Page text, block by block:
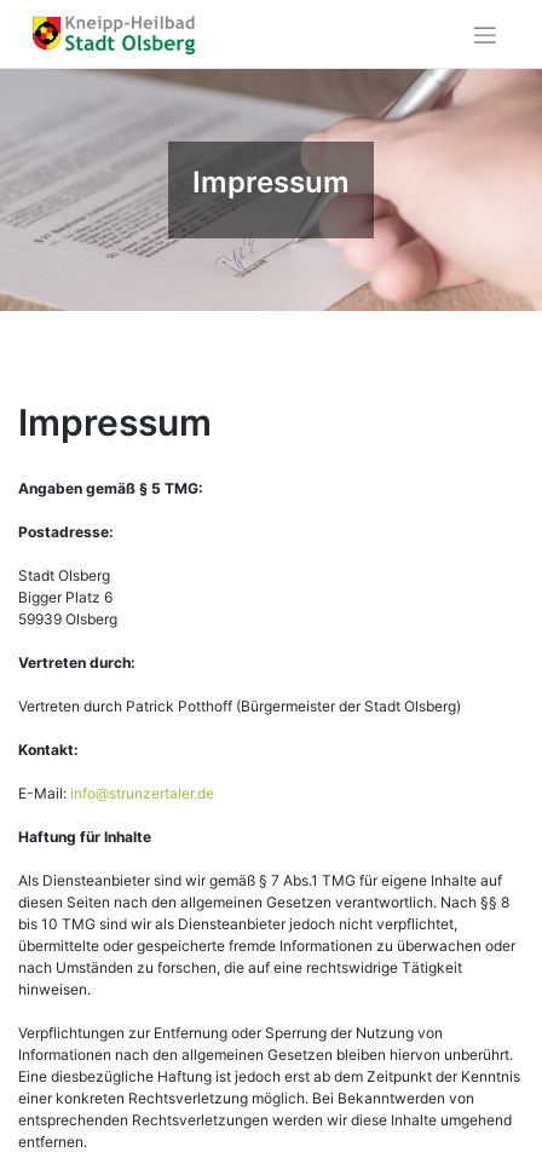
content
Impressum
Impressum
Angaben gemäß § 5 TMG:
Postadresse:
Stadt Olsberg
Bigger Platz 6
59939 Olsberg
Vertreten durch:
Vertreten durch Patrick Potthoff (Bürgermeister der Stadt Olsberg)
Kontakt:
E-Mail: info@strunzertaler.de
Haftung für Inhalte
Als Diensteanbieter sind wir gemäß § 7 Abs.1 TMG für eigene Inhalte auf
diesen Seiten nach den allgemeinen Gesetzen verantwortlich. Nach §§ 8
bis 10 TMG sind wir als Diensteanbieter jedoch nicht verpflichtet,
übermittelte oder gespeicherte fremde Informationen zu überwachen oder
nach Umständen zu forschen, die auf eine rechtswidrige Tätigkeit
hinweisen.
Verpflichtungen zur Entfernung oder Sperrung der Nutzung von
Informationen nach den allgemeinen Gesetzen bleiben hiervon unberührt.
Eine diesbezügliche Haftung ist jedoch erst ab dem Zeitpunkt der Kenntnis
einer konkreten Rechtsverletzung möglich. Bei Bekanntwerden von
entsprechenden Rechtsverletzungen werden wir diese Inhalte umgehend
entfernen.